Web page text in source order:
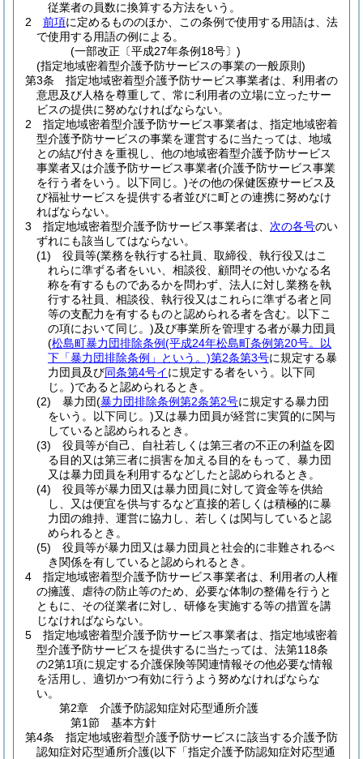
従業者の員数に換算する方法をいう。
2
前項に定めるもののほか、この条例で使用する用語は、法
で使用する用語の例による。
(一部改正〔平成27年条例18号〕)
(指定地域密着型介護予防サービスの事業の一般原則)
第3条
指定地域密着型介護予防サービス事業者は、利用者の
意思及び人格を尊重して、常に利用者の立場に立ったサー
ビスの提供に努めなければならない。
2
指定地域密着型介護予防サービス事業者は、指定地域密着
型介護予防サービスの事業を運営するに当たっては、地域
との結び付きを重視し、他の地域密着型介護予防サービス
事業者又は介護予防サービス事業者(介護予防サービス事業
を行う者をいう。以下同じ。)その他の保健医療サービス及
び福祉サービスを提供する者並びに町との連携に努めなけ
ればならない。
3
指定地域密着型介護予防サービス事業者は、 次の各号のい
ずれにも該当してはならない。
(1)
役員等(業務を執行する社員、取締役、執行役又はこ
れらに準ずる者をいい、相談役、顧問その他いかなる名
称を有するものであるかを問わず、法人に対し業務を執
行する社員、相談役、執行役又はこれらに準ずる者と同
等の支配力を有するものと認められる者を含む。以下こ
の項において同じ。)及び事業所を管理する者が暴力団員
(松島町暴力団排除条例(平成24年松島町条例第20号。以
下「暴力団排除条例」という。)第2条第3号に規定する暴
力団員及び同条第4号イに規定する者をいう。以下同
じ。)であると認められるとき。
(2)
暴力団(暴力団排除条例第2条第2号に規定する暴力団
をいう。以下同じ。)又は暴力団員が経営に実質的に関与
していると認められるとき。
(3)
役員等が自己、自社若しくは第三者の不正の利益を図
る目的又は第三者に損害を加える目的をもって、暴力団
又は暴力団員を利用するなどしたと認められるとき。
(4)
役員等が暴力団又は暴力団員に対して資金等を供給
し、又は便宜を供与するなど直接的若しくは積極的に暴
力団の維持、運営に協力し、若しくは関与していると認
められるとき。
(5)
役員等が暴力団又は暴力団員と社会的に非難されるべ
き関係を有していると認められるとき。
4
指定地域密着型介護予防サービス事業者は、利用者の人権
の擁護、虐待の防止等のため、必要な体制の整備を行うと
ともに、その従業者に対し、研修を実施する等の措置を講
じなければならない。
5
指定地域密着型介護予防サービス事業者は、指定地域密着
型介護予防サービスを提供するに当たっては、法第118条
の2第1項に規定する介護保険等関連情報その他必要な情報
を活用し、適切かつ有効に行うよう努めなければならな
い。
第2章
介護予防認知症対応型通所介護
第1節
基本方針
第4条
指定地域密着型介護予防サービスに該当する介護予防
認知症対応型通所介護(以下「指定介護予防認知症対応型通